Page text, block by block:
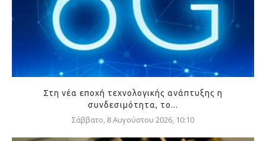
Στη νέα εποχή τεχνολογικής ανάπτυξης η
συνδεσιμότητα, το...
Σάββατο, 8 Αυγούστου 2026, 10:10